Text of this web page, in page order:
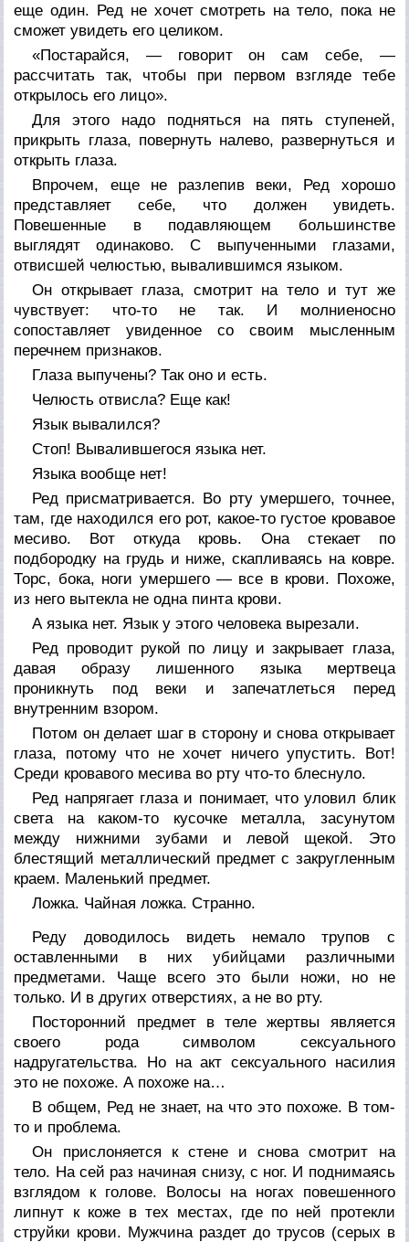
еще один. Ред не хочет смотреть на тело, пока не
сможет увидеть его целиком.
«Постарайся, — говорит он сам себе, —
рассчитать так, чтобы при первом взгляде тебе
открылось его лицо».
Для этого надо подняться на пять ступеней,
прикрыть глаза, повернуть налево, развернуться и
открыть глаза.
Впрочем, еще не разлепив веки, Ред хорошо
представляет себе, что должен увидеть.
Повешенные в подавляющем большинстве
выглядят одинаково. С выпученными глазами,
отвисшей челюстью, вывалившимся языком.
Он открывает глаза, смотрит на тело и тут же
чувствует: что-то не так. И молниеносно
сопоставляет увиденное со своим мысленным
перечнем признаков.
Глаза выпучены? Так оно и есть.
Челюсть отвисла? Еще как!
Язык вывалился?
Стоп! Вывалившегося языка нет.
Языка вообще нет!
Ред присматривается. Во рту умершего, точнее,
там, где находился его рот, какое-то густое кровавое
месиво. Вот откуда кровь. Она стекает по
подбородку на грудь и ниже, скапливаясь на ковре.
Торс, бока, ноги умершего — все в крови. Похоже,
из него вытекла не одна пинта крови.
А языка нет. Язык у этого человека вырезали.
Ред проводит рукой по лицу и закрывает глаза,
давая образу лишенного языка мертвеца
проникнуть под веки и запечатлеться перед
внутренним взором.
Потом он делает шаг в сторону и снова открывает
глаза, потому что не хочет ничего упустить. Вот!
Среди кровавого месива во рту что-то блеснуло.
Ред напрягает глаза и понимает, что уловил блик
света на каком-то кусочке металла, засунутом
между нижними зубами и левой щекой. Это
блестящий металлический предмет с закругленным
краем. Маленький предмет.
Ложка. Чайная ложка. Странно.
Реду доводилось видеть немало трупов с
оставленными в них убийцами различными
предметами. Чаще всего это были ножи, но не
только. И в других отверстиях, а не во рту.
Посторонний предмет в теле жертвы является
своего рода символом сексуального
надругательства. Но на акт сексуального насилия
это не похоже. А похоже на…
В общем, Ред не знает, на что это похоже. В том-
то и проблема.
Он прислоняется к стене и снова смотрит на
тело. На сей раз начиная снизу, с ног. И поднимаясь
взглядом к голове. Волосы на ногах повешенного
липнут к коже в тех местах, где по ней протекли
струйки крови. Мужчина раздет до трусов (серых в